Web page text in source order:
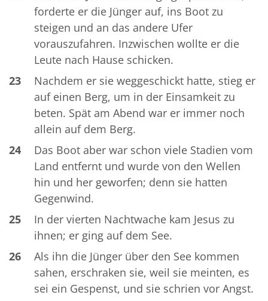
forderte er die Jünger auf, ins Boot zu
steigen und an das andere Ufer
vorauszufahren. Inzwischen wollte er die
Leute nach Hause schicken.
23
Nachdem er sie weggeschickt hatte, stieg er
auf einen Berg, um in der Einsamkeit zu
beten. Spät am Abend war er immer noch
allein auf dem Berg.
24
Das Boot aber war schon viele Stadien vom
Land entfernt und wurde von den Wellen
hin und her geworfen; denn sie hatten
Gegenwind.
25
In der vierten Nachtwache kam Jesus zu
ihnen; er ging auf dem See.
26
Als ihn die Jünger über den See kommen
sahen, erschraken sie, weil sie meinten, es
sei ein Gespenst, und sie schrien vor Angst.